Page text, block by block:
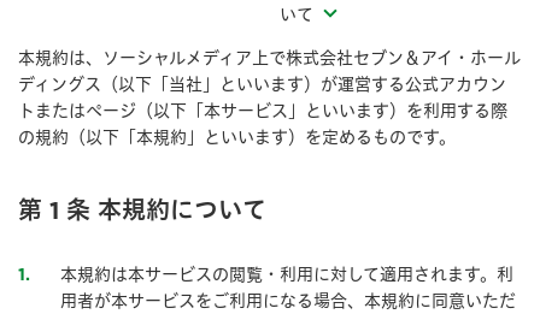
いて
本規約は、ソーシャルメディア上で株式会社セブン＆アイ・ホール
ディングス（以下「当社」といいます）が運営する公式アカウン
トまたはページ（以下「本サービス」といいます）を利用する際
の規約（以下「本規約」といいます）を定めるものです。
第 1 条 本規約について
1
本規約は本サービスの閲覧・利用に対して適用されます。利
用者が本サービスをご利用になる場合、本規約に同意いただ